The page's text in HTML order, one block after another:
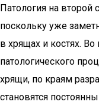
Патология на второй
поскольку уже
в хрящах и костях.
патологического
хрящи, по краям
становятся